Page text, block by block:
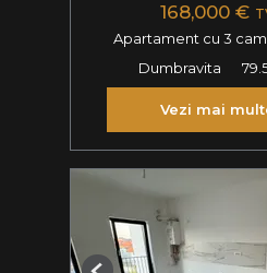
168,000 €
Apartament cu 3
Dumbravita
Vezi mai